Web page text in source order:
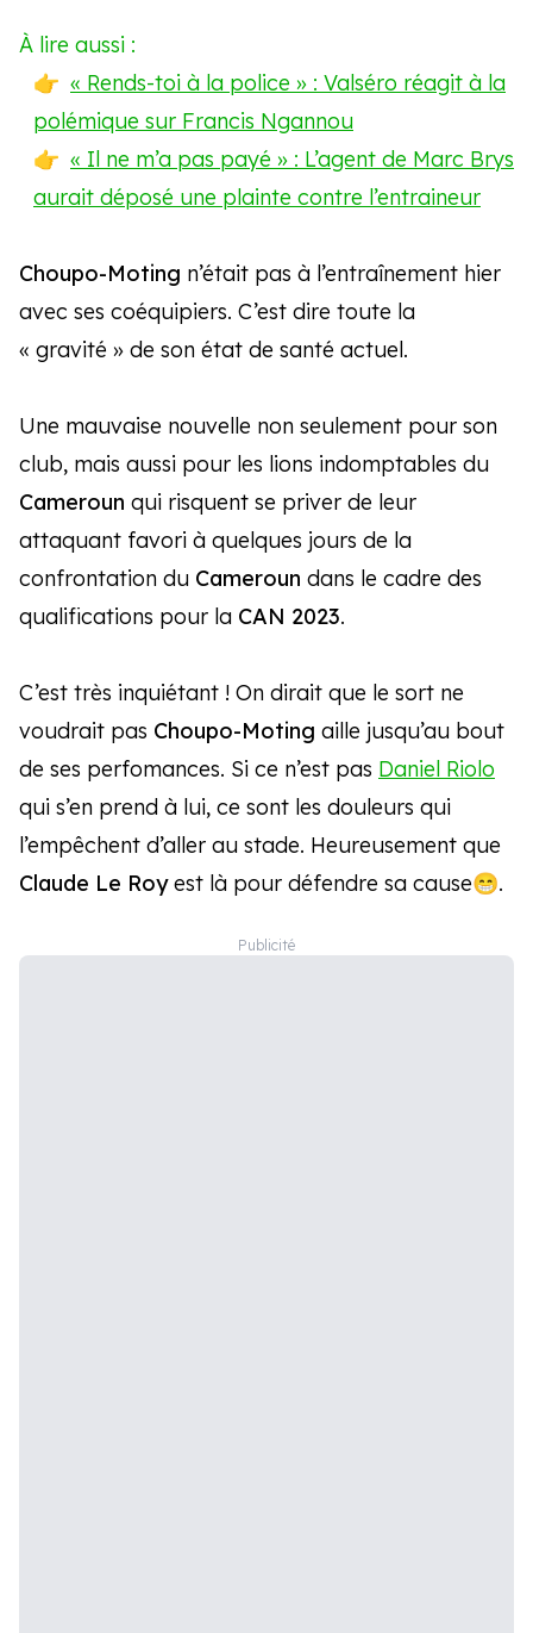
Choupo-Moting n’était pas à l’entraînement hier
avec ses coéquipiers. C’est dire toute la
« gravité » de son état de santé actuel.
Une mauvaise nouvelle non seulement pour son
club, mais aussi pour les lions indomptables du
Cameroun qui risquent se priver de leur
attaquant favori à quelques jours de la
confrontation du Cameroun dans le cadre des
qualifications pour la CAN 2023.
C’est très inquiétant ! On dirait que le sort ne
voudrait pas Choupo-Moting aille jusqu’au bout
de ses perfomances. Si ce n’est pas Daniel Riolo
qui s’en prend à lui, ce sont les douleurs qui
l’empêchent d’aller au stade. Heureusement que
Claude Le Royest là pour défendre sa cause😁.
À lire aussi :
« Rends-toi à la police » : Valséro réagit à la
polémique sur Francis Ngannou
« Il ne m’a pas payé » : L’agent de Marc Brys
aurait déposé une plainte contre l’entraineur